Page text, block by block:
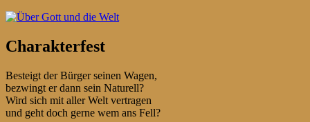
Charakterfest
Besteigt der Bürger seinen Wagen,
bezwingt er dann sein Naturell?
Wird sich mit aller Welt vertragen
und geht doch gerne wem ans Fell?